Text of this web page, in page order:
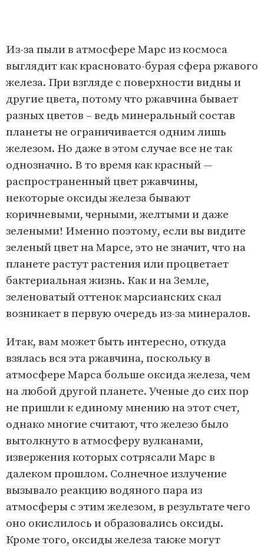
Из-за пыли в атмосфере Марс из космоса
выглядит как красновато-бурая сфера ржавого
железа. При взгляде с поверхности видны и
другие цвета, потому что ржавчина бывает
разных цветов – ведь минеральный состав
планеты не ограничивается одним лишь
железом. Но даже в этом случае все не так
однозначно. В то время как красный —
распространенный цвет ржавчины,
некоторые оксиды железа бывают
коричневыми, черными, желтыми и даже
зелеными! Именно поэтому, если вы видите
зеленый цвет на Марсе, это не значит, что на
планете растут растения или процветает
бактериальная жизнь. Как и на Земле,
зеленоватый оттенок марсианских скал
возникает в первую очередь из-за минералов.
Итак, вам может быть интересно, откуда
взялась вся эта ржавчина, поскольку в
атмосфере Марса больше оксида железа, чем
на любой другой планете. Ученые до сих пор
не пришли к единому мнению на этот счет,
однако многие считают, что железо было
вытолкнуто в атмосферу вулканами,
извержения которых сотрясали Марс в
далеком прошлом. Солнечное излучение
вызывало реакцию водяного пара из
атмосферы с этим железом, в результате чего
оно окислилось и образовались оксиды.
Кроме того, оксиды железа также могут